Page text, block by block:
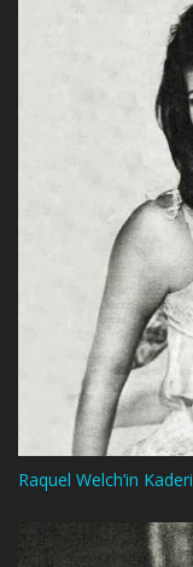
Raquel Welch’in Kaderi